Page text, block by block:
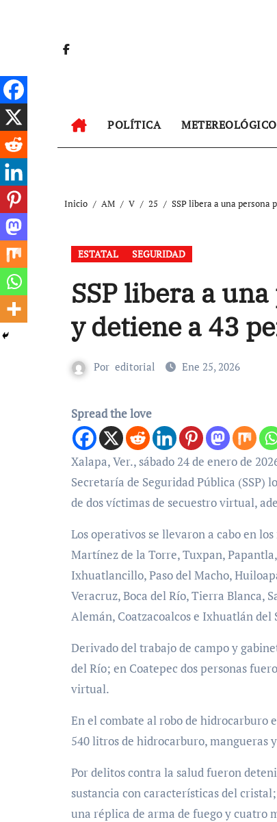
POLÍTICA METEREOLÓGICO
Inicio AM V 25 SSP libera a una persona
ESTATAL SEGURIDAD
SSP libera a
y detiene a 43
Por editorial Ene 25, 2026
Spread the love
Xalapa, Ver., sábado 24 de enero de 2026.- En operativos preventivos del 19 al 22 del presente mes, la
Secretaría de Seguridad Pública
de dos víctimas de secuestro virtual,
Los operativos se llevaron a cabo en
Martínez de la Torre, Tuxpan,
Ixhuatlancillo, Paso del Macho,
Veracruz, Boca del Río, Tierra Blanca,
Alemán, Coatzacoalcos e Ixhuatlán del
Derivado del trabajo de campo y
del Río; en Coatepec dos personas
virtual.
En el combate al robo de hidrocarburo
540 litros de hidrocarburo, mangueras
Por delitos contra la salud fueron
sustancia con características del
una réplica de arma de fuego y cuatro